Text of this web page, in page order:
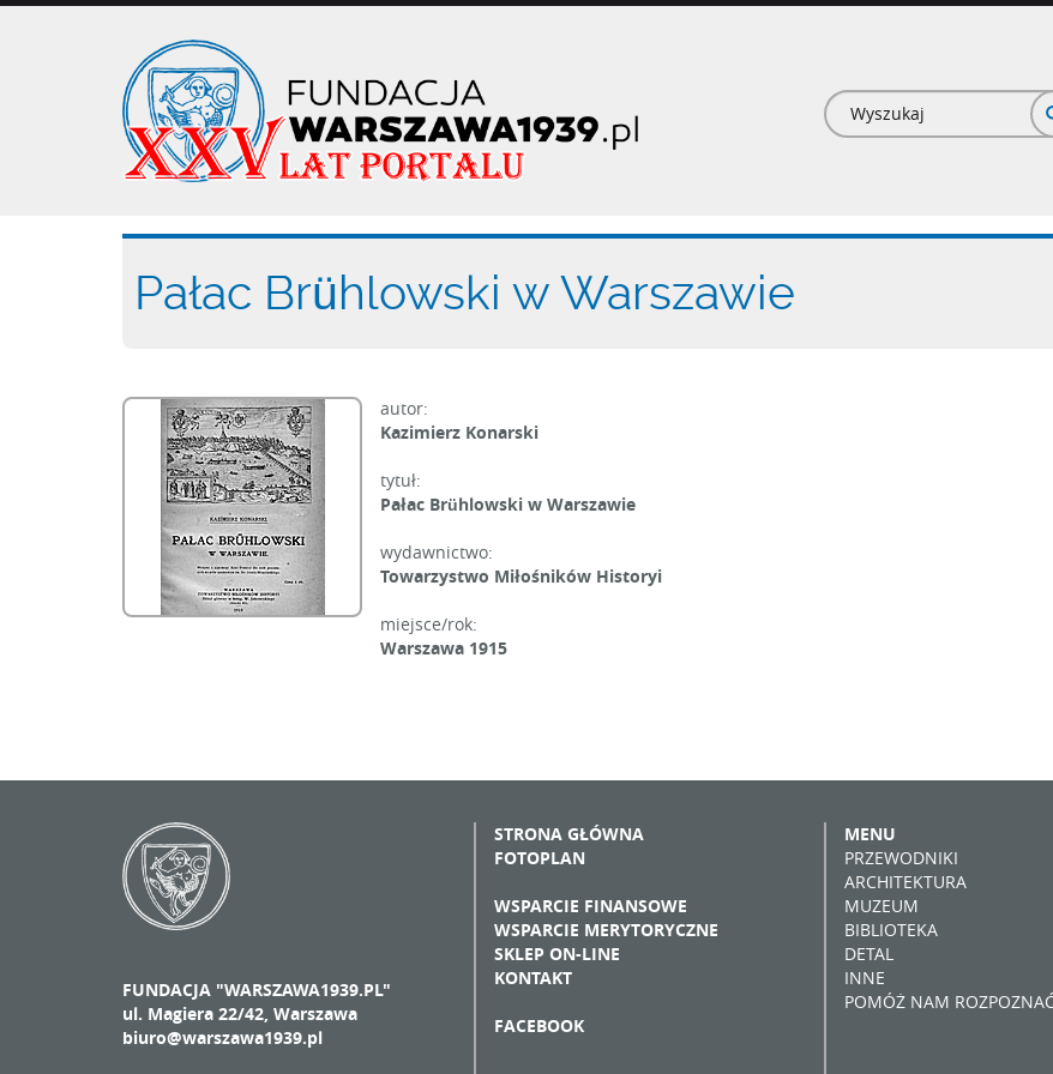
Formularz
Pałac Brühlowski w Warszawie
autor:
Kazimierz Konarski
tytuł:
Pałac Brühlowski w Warszawie
wydawnictwo:
Towarzystwo Miłośników Historyi
miejsce/rok:
Warszawa 1915
FUNDACJA "WARSZAWA1939.PL"
ul. Magiera 22/42, Warszawa
biuro@warszawa1939.pl
STRONA GŁÓWNA
FOTOPLAN
WSPARCIE FINANSOWE
WSPARCIE MERYTORYCZNE
SKLEP ON-LINE
KONTAKT
FACEBOOK
MENU
PRZEWODNIKI
ARCHITEKTURA
MUZEUM
BIBLIOTEKA
DETAL
INNE
POMÓŻ NAM